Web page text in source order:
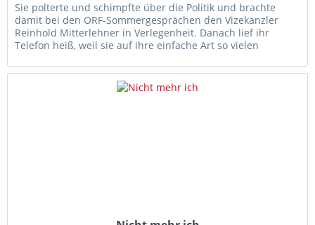
Sie polterte und schimpfte über die Politik und brachte
damit bei den ORF-Sommergesprächen den Vizekanzler
Reinhold Mitterlehner in Verlegenheit. Danach lief ihr
Telefon heiß, weil sie auf ihre einfache Art so vielen